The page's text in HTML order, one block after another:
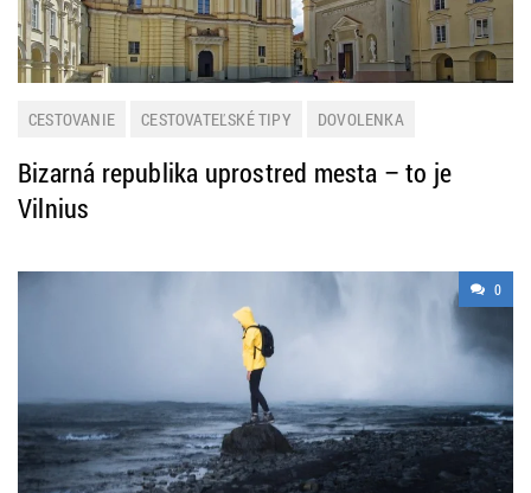
CESTOVANIE CESTOVATEĽSKÉ TIPY
DOVOLENKA
DOVOLENKOVÉ DESTINÁCIE
Bizarná republika uprostred mesta – to je
Vilnius
0